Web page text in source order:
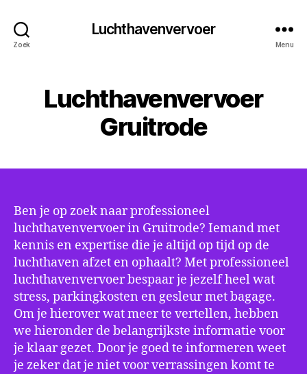
Zoek
Luchthavenvervoer
Menu
Luchthavenvervoer
Gruitrode
Ben je op zoek naar professioneel
luchthavenvervoer in Gruitrode? Iemand met
kennis en expertise die je altijd op tijd op de
luchthaven afzet en ophaalt? Met professioneel
luchthavenvervoer bespaar je jezelf heel wat
stress, parkingkosten en gesleur met bagage.
Om je hierover wat meer te vertellen, hebben
we hieronder de belangrijkste informatie voor
je klaar gezet. Door je goed te informeren weet
je zeker dat je niet voor verrassingen komt te